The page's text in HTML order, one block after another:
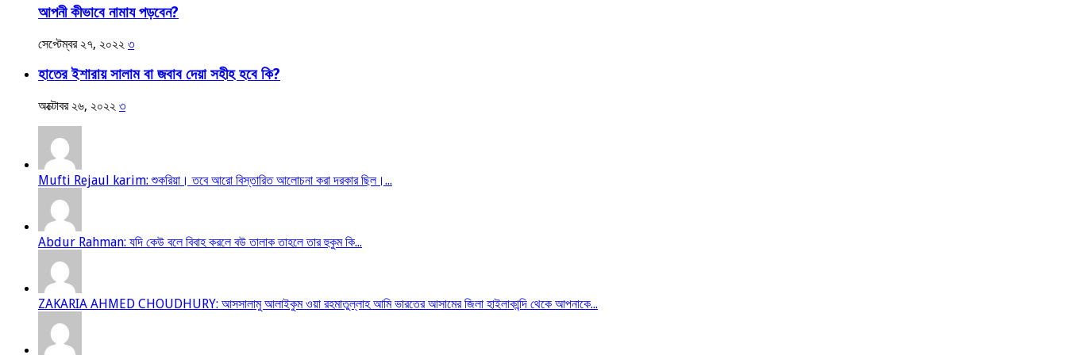
আপনী কীভাবে নামায পড়বেন?
সেপ্টেম্বর ২৭, ২০২২ ৩
হাতের ইশারায় সালাম বা জবাব দেয়া সহীহ হবে কি?
অক্টোবর ২৬, ২০২২ ৩
Mufti Rejaul karim: শুকরিয়া। তবে আরো বিস্তারিত আলোচনা করা দরকার ছিল।...
Abdur Rahman: যদি কেউ বলে বিবাহ করলে বউ তালাক তাহলে তার হুকুম কি...
ZAKARIA AHMED CHOUDHURY: আসসালামু আলাইকুম ওয়া রহমাতুল্লাহ আমি ভারতের আসামের জিলা হাইলাকান্দি থেকে আপনাকে...